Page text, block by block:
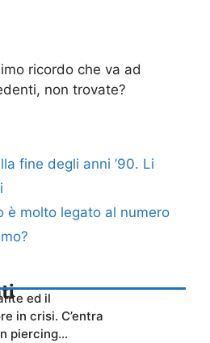
ricordo che va ad
non trovate?
fine degli anni ’90. Li
è molto legato al numero
ed il
in crisi. C’entra
piercing…